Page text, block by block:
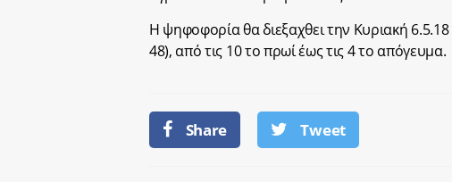
Η ψηφοφορία θα διεξαχθει την Κυριακή
48), από τις 10 το πρωί έως τις 4 το απόγευμα.
Share Tweet